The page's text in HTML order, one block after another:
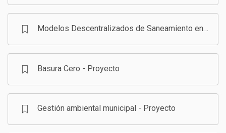
Modelos Descentralizados de Saneamiento en Bolivia - Programa
Basura Cero - Proyecto
Gestión ambiental municipal - Proyecto